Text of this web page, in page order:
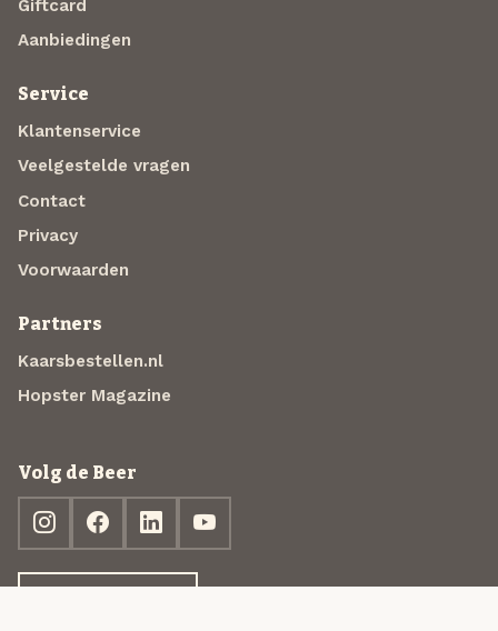
Giftcard
Aanbiedingen
Service
Klantenservice
Veelgestelde vragen
Contact
Privacy
Voorwaarden
Partners
Kaarsbestellen.nl
Hopster Magazine
Volg de Beer